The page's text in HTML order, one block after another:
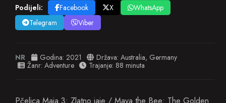
Podijeli: Facebook X
WhatsApp
Telegram
Viber
NR Godina: 2021 Država: Australia, Germany
Žanr: Adventure Trajanje: 88 minuta